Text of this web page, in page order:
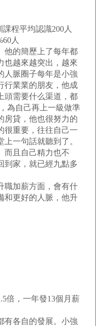
程平均認識200人
人
的簡歷上了每年都
也越來越突出，越來
人脈圈子每年是小強
行業業的朋友，他成
頭需要什么渠道，都
為自己再上一級做準
房貸，他也很努力的
很重要，往往自己一
一句話就聽到了。
而且自己精力也不
到家，就已經九點多
加薪方面，會有什
和更好的人脈，他升
，一年發13個月薪
各自的發展。小強